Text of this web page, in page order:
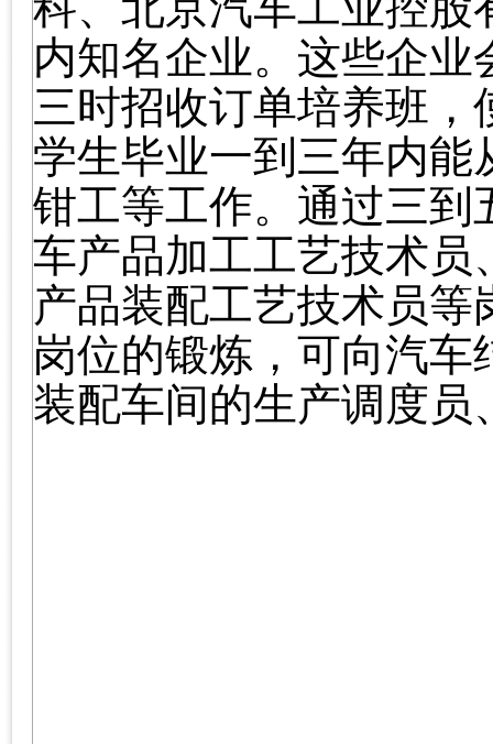
内知名企业。这些企
三时招收订单培养班
学生毕业一到三年内
钳工等工作。通过三
车产品加工工艺技术
产品装配工艺技术员
岗位的锻炼，可向汽
装配车间的生产调度